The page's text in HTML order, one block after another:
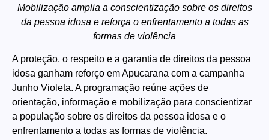
Mobilização amplia a conscientização sobre os direitos
da pessoa idosa e reforça o enfrentamento a todas as
formas de violência
A proteção, o respeito e a garantia de direitos da pessoa
idosa ganham reforço em Apucarana com a campanha
Junho Violeta. A programação reúne ações de
orientação, informação e mobilização para conscientizar
a população sobre os direitos da pessoa idosa e o
enfrentamento a todas as formas de violência.